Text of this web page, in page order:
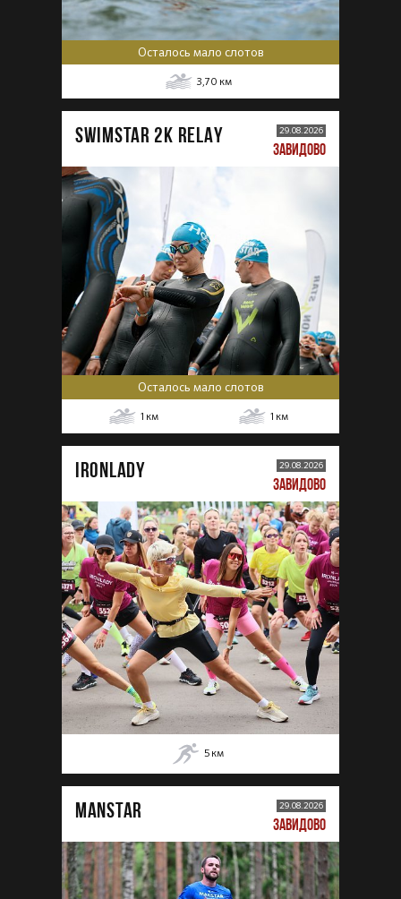
Осталось мало слотов
3,70 км
SWIMSTAR 2K RELAY 29.08.2026
ЗАВИДОВО
Осталось мало слотов
1 км 1 км
IRONLADY 29.08.2026
ЗАВИДОВО
5 км
MANSTAR 29.08.2026
ЗАВИДОВО